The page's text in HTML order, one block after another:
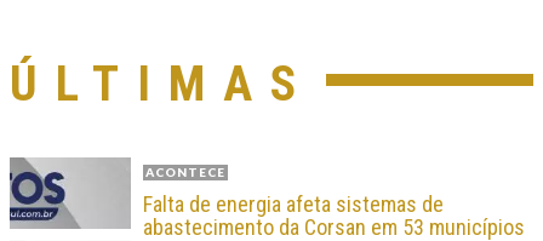
ÚLTIMAS
ACONTECE
Falta de energia afeta sistemas de
abastecimento da Corsan em 53 municípios